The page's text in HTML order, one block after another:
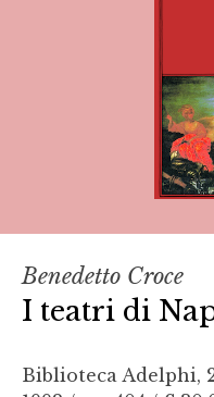
Benedetto Croce
I teatri di
Biblioteca Adelphi,